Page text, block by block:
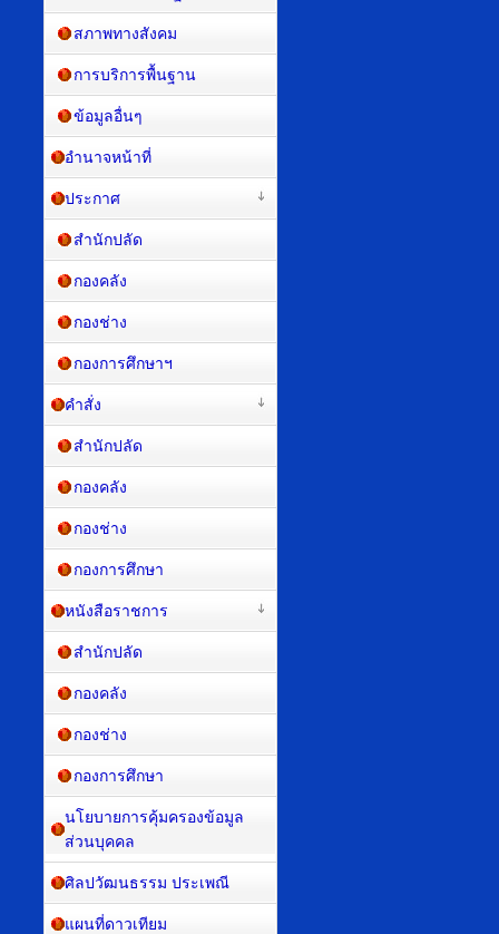
สภาพทางสังคม
การบริการพื้นฐาน
ข้อมูลอื่นๆ
อำนาจหน้าที่
ประกาศ
สำนักปลัด
กองคลัง
กองช่าง
กองการศึกษาฯ
คำสั่ง
สำนักปลัด
กองคลัง
กองช่าง
กองการศึกษา
หนังสือราชการ
สำนักปลัด
กองคลัง
กองช่าง
กองการศึกษา
นโยบายการคุ้มครองข้อมูล
ส่วนบุคคล
ศิลปวัฒนธรรม ประเพณี
แผนที่ดาวเทียม